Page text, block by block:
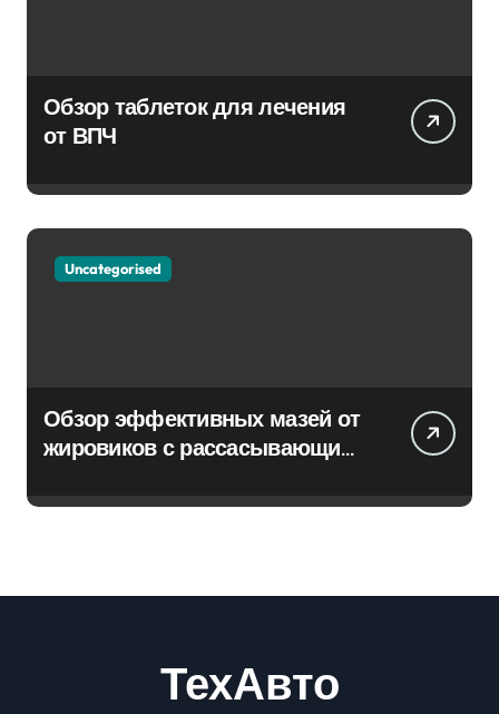
Обзор таблеток для лечения
от ВПЧ
Uncategorised
Обзор эффективных мазей от
жировиков с рассасывающим
ТехАвто